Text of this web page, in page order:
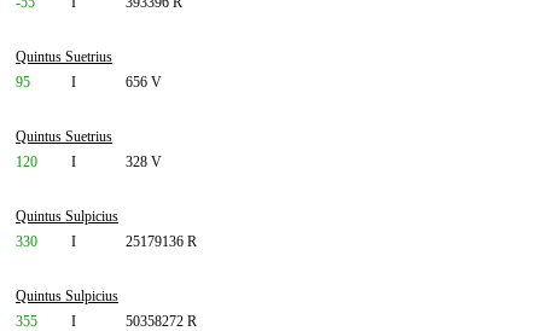
Quintus Suetrius
95
I 656 V
Quintus Suetrius
120
I 328 V
Quintus Sulpicius
330
I 25179136 R
Quintus Sulpicius
355
I 50358272 R